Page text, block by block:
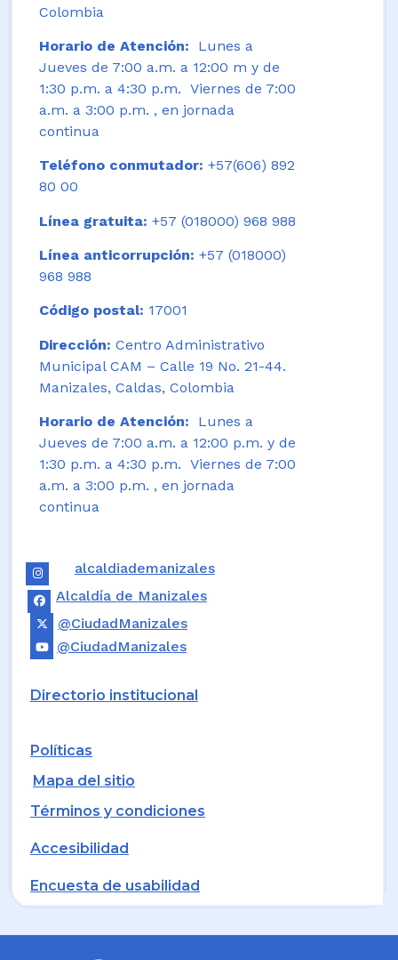
Colombia
Horario de Atención:
Lunes a
Jueves de 7:00 a.m. a 12:00 m y de
1:30 p.m. a 4:30 p.m. Viernes de 7:00
a.m. a 3:00 p.m. , en jornada
continua
Teléfono conmutador: +57(606) 892
80 00
Línea gratuita: +57 (018000) 968 988
Línea anticorrupción: +57 (018000)
968 988
Código postal: 17001
Dirección: Centro Administrativo
Municipal CAM – Calle 19 No. 21-44.
Manizales, Caldas, Colombia
Horario de Atención: Lunes a
Jueves de 7:00 a.m. a 12:00 p.m. y de
1:30 p.m. a 4:30 p.m. Viernes de 7:00
a.m. a 3:00 p.m. , en jornada
continua
alcaldiademanizales
Alcaldía de Manizales
@CiudadManizales
@CiudadManizales
Directorio institucional
Políticas
Mapa del sitio
Términos y condiciones
Accesibilidad
Encuesta de usabilidad